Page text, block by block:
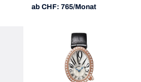
ab CHF: 765/Monat